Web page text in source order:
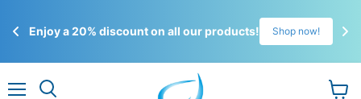
Enjoy a 20% discount on all our products! Shop now!
Gli